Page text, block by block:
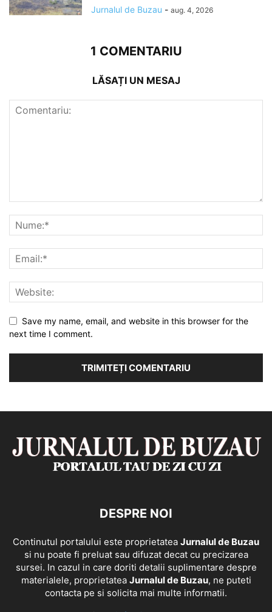
Jurnalul de Buzau - aug. 4, 2026
1 COMENTARIU
LĂSAȚI UN MESAJ
Save my name, email, and website in this browser for the
next time I comment.
DESPRE NOI
Continutul portalului este proprietatea Jurnalul de Buzau
si nu poate fi preluat sau difuzat decat cu precizarea
sursei. In cazul in care doriti detalii suplimentare despre
materialele, proprietatea Jurnalul de Buzau, ne puteti
contacta pe si solicita mai multe informatii.